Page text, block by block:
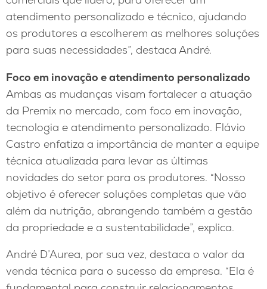
atendimento personalizado e técnico, ajudando
os produtores a escolherem as melhores soluções
para suas necessidades”, destaca André.
Foco em inovação e atendimento personalizado
Ambas as mudanças visam fortalecer a atuação
da Premix no mercado, com foco em inovação,
tecnologia e atendimento personalizado. Flávio
Castro enfatiza a importância de manter a equipe
técnica atualizada para levar as últimas
novidades do setor para os produtores. “Nosso
objetivo é oferecer soluções completas que vão
além da nutrição, abrangendo também a gestão
da propriedade e a sustentabilidade”, explica.
André D’Aurea, por sua vez, destaca o valor da
venda técnica para o sucesso da empresa. “Ela é